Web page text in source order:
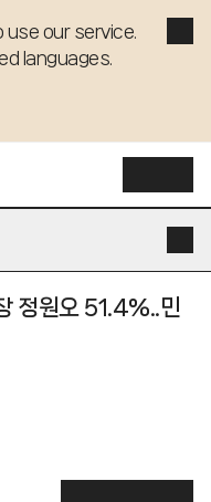
our service.
languages.
정원오 51.4%..민